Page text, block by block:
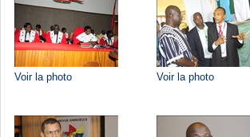
Voir la photo Voir la photo